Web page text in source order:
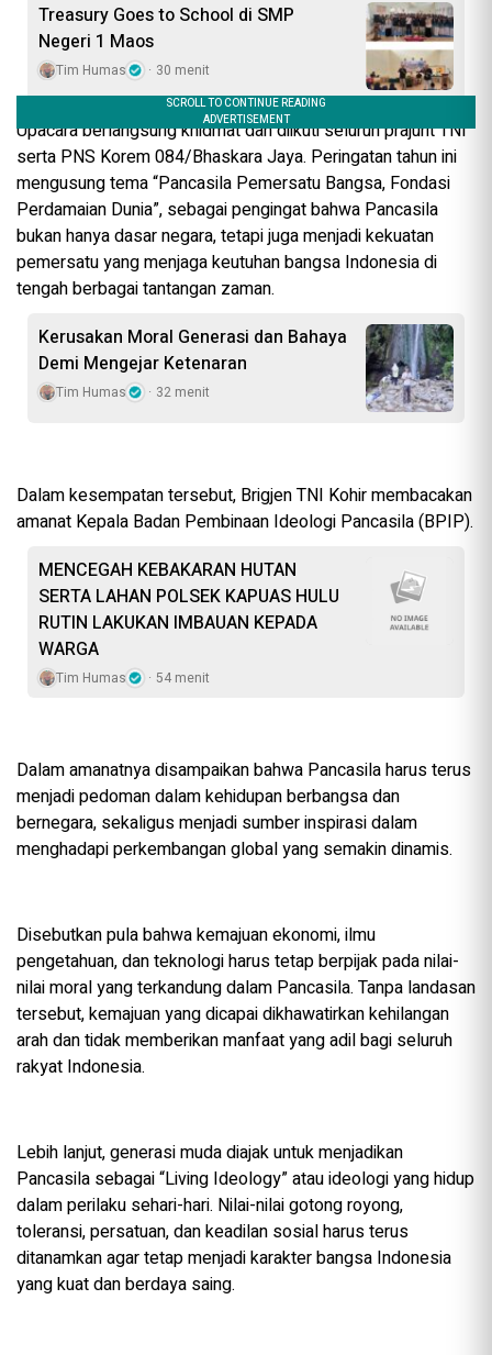
Treasury Goes to School di SMP
Negeri 1 Maos
Tim Humas 30 menit
Upacara berlangsung khidmat dan diikuti seluruh prajurit TNI
serta PNS Korem 084/Bhaskara Jaya. Peringatan tahun ini
mengusung tema “Pancasila Pemersatu Bangsa, Fondasi
Perdamaian Dunia”, sebagai pengingat bahwa Pancasila
bukan hanya dasar negara, tetapi juga menjadi kekuatan
pemersatu yang menjaga keutuhan bangsa Indonesia di
tengah berbagai tantangan zaman.
Kerusakan Moral Generasi dan Bahaya
Demi Mengejar Ketenaran
Tim Humas 32 menit
Dalam kesempatan tersebut, Brigjen TNI Kohir membacakan
amanat Kepala Badan Pembinaan Ideologi Pancasila (BPIP).
MENCEGAH KEBAKARAN HUTAN
SERTA LAHAN POLSEK KAPUAS HULU
RUTIN LAKUKAN IMBAUAN KEPADA
WARGA
Tim Humas 54 menit
Dalam amanatnya disampaikan bahwa Pancasila harus terus
menjadi pedoman dalam kehidupan berbangsa dan
bernegara, sekaligus menjadi sumber inspirasi dalam
menghadapi perkembangan global yang semakin dinamis.
Disebutkan pula bahwa kemajuan ekonomi, ilmu
pengetahuan, dan teknologi harus tetap berpijak pada nilai-
nilai moral yang terkandung dalam Pancasila. Tanpa landasan
tersebut, kemajuan yang dicapai dikhawatirkan kehilangan
arah dan tidak memberikan manfaat yang adil bagi seluruh
rakyat Indonesia.
Lebih lanjut, generasi muda diajak untuk menjadikan
Pancasila sebagai “Living Ideology” atau ideologi yang hidup
dalam perilaku sehari-hari. Nilai-nilai gotong royong,
toleransi, persatuan, dan keadilan sosial harus terus
ditanamkan agar tetap menjadi karakter bangsa Indonesia
yang kuat dan berdaya saing.